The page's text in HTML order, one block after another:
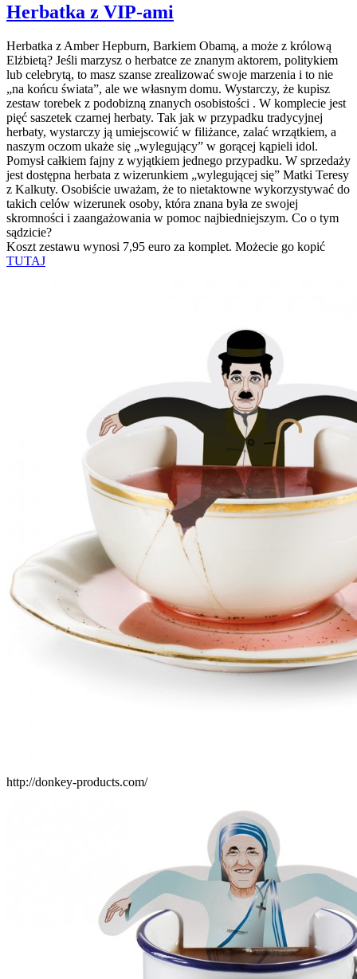
Herbatka z VIP-ami
Herbatka z Amber Hepburn, Barkiem Obamą, a może z królową
Elżbietą? Jeśli marzysz o herbatce ze znanym aktorem, politykiem
lub celebrytą, to masz szanse zrealizować swoje marzenia i to nie
„na końcu świata”, ale we własnym domu. Wystarczy, że kupisz
zestaw torebek z podobizną znanych osobistości . W komplecie jest
pięć saszetek czarnej herbaty. Tak jak w przypadku tradycyjnej
herbaty, wystarczy ją umiejscowić w filiżance, zalać wrzątkiem, a
naszym oczom ukaże się „wylegujący” w gorącej kąpieli idol.
Pomysł całkiem fajny z wyjątkiem jednego przypadku. W sprzedaży
jest dostępna herbata z wizerunkiem „wylegującej się” Matki Teresy
z Kalkuty. Osobiście uważam, że to nietaktowne wykorzystywać do
takich celów wizerunek osoby, która znana była ze swojej
skromności i zaangażowania w pomoc najbiedniejszym. Co o tym
sądzicie?
Koszt zestawu wynosi 7,95 euro za komplet. Możecie go kopić
TUTAJ
http://donkey-products.com/